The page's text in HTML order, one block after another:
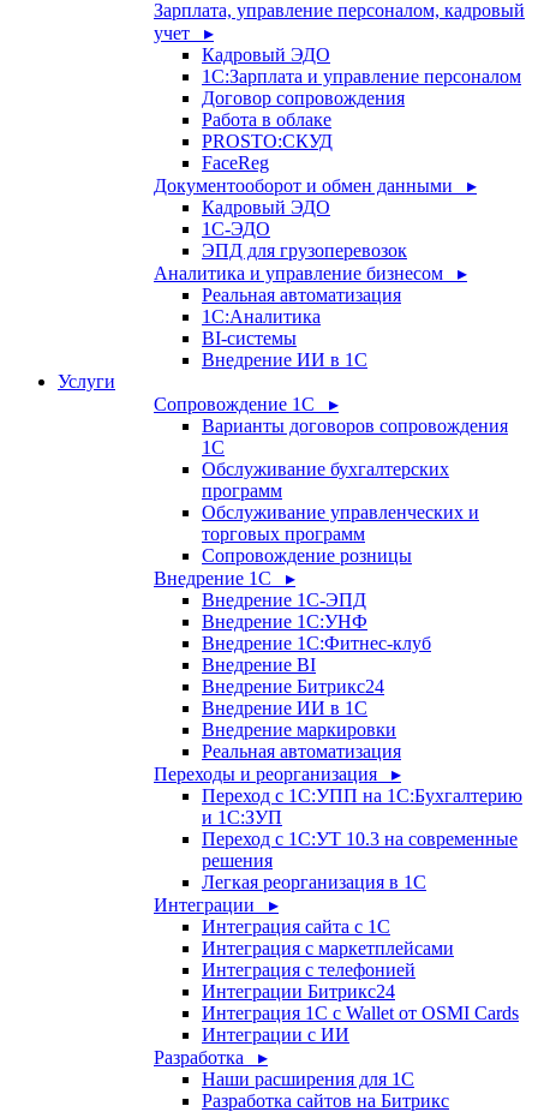
Зарплата, управление персоналом, кадровый
учет ▸
Кадровый ЭДО
1С:Зарплата и управление персоналом
Договор сопровождения
Работа в облаке
PROSTO:СКУД
FaceReg
Документооборот и обмен данными ▸
Кадровый ЭДО
1С-ЭДО
ЭПД для грузоперевозок
Аналитика и управление бизнесом ▸
Реальная автоматизация
1С:Аналитика
BI-системы
Внедрение ИИ в 1С
Услуги
Сопровождение 1С ▸
Варианты договоров сопровождения
1С
Обслуживание бухгалтерских
программ
Обслуживание управленческих и
торговых программ
Сопровождение розницы
Внедрение 1С ▸
Внедрение 1С-ЭПД
Внедрение 1С:УНФ
Внедрение 1С:Фитнес-клуб
Внедрение BI
Внедрение Битрикс24
Внедрение ИИ в 1С
Внедрение маркировки
Реальная автоматизация
Переходы и реорганизация ▸
Переход с 1С:УПП на 1С:Бухгалтерию
и 1С:ЗУП
Переход с 1С:УТ 10.3 на современные
решения
Легкая реорганизация в 1С
Интеграции ▸
Интеграция сайта с 1С
Интеграция с маркетплейсами
Интеграция с телефонией
Интеграции Битрикс24
Интеграция 1С с Wallet от OSMI Cards
Интеграции с ИИ
Разработка ▸
Наши расширения для 1С
Разработка сайтов на Битрикс